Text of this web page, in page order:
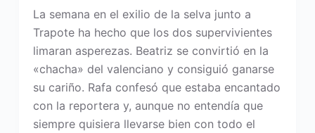
La semana en el exilio de la selva junto a
Trapote ha hecho que los dos supervivientes
limaran asperezas. Beatriz se convirtió en la
«chacha» del valenciano y consiguió ganarse
su cariño. Rafa confesó que estaba encantado
con la reportera y, aunque no entendía que
siempre quisiera llevarse bien con todo el